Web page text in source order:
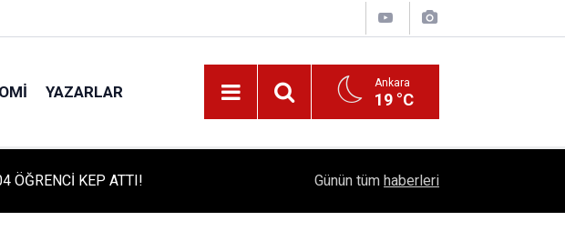
YAZARLAR Ankara
19 °C
ÖĞRENCİ KEP ATTI!
TEMELİ ATILDI
Günün tüm haberleri